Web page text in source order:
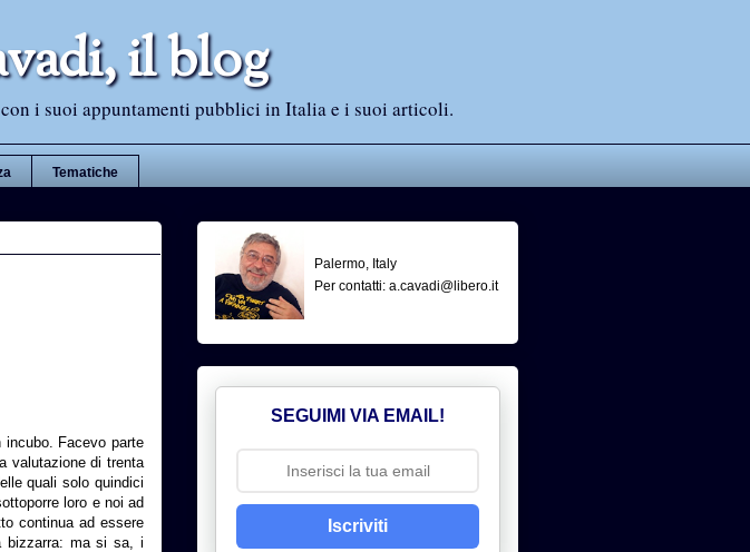
il blog
i suoi appuntamenti pubblici in Italia e i suoi articoli.
Tematiche
incubo. Facevo parte
valutazione di trenta
quali solo quindici
loro e noi ad
continua ad essere
bizzarra: ma si sa, i
Palermo, Italy
Per contatti: a.cavadi@libero.it
SEGUIMI VIA EMAIL!
Iscriviti